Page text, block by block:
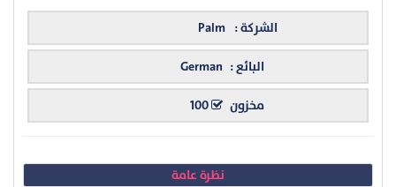
الشركة : Palm
البائع :
مخزون
نظرة عامة